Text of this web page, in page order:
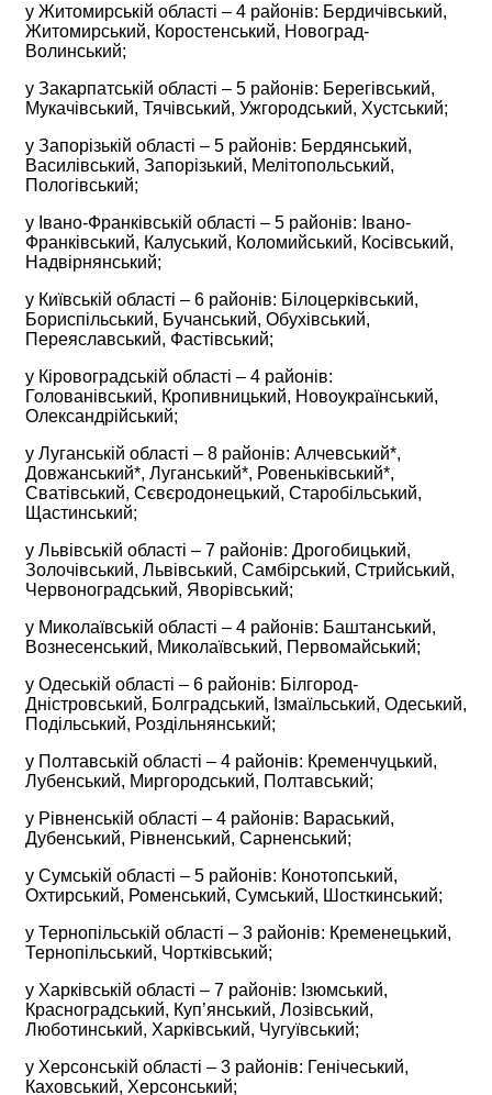
у Житомирській області – 4 районів: Бердичівський,
Житомирський, Коростенський, Новоград-
Волинський;
у Закарпатській області – 5 районів: Берегівський,
Мукачівський, Тячівський, Ужгородський, Хустський;
у Запорізькій області – 5 районів: Бердянський,
Василівський, Запорізький, Мелітопольський,
Пологівський;
у Івано-Франківській області – 5 районів: Івано-
Франківський, Калуський, Коломийський, Косівський,
Надвірнянський;
у Київській області – 6 районів: Білоцерківський,
Бориспільський, Бучанський, Обухівський,
Переяславський, Фастівський;
у Кіровоградській області – 4 районів:
Голованівський, Кропивницький, Новоукраїнський,
Олександрійський;
у Луганській області – 8 районів: Алчевський*,
Довжанський*, Луганський*, Ровеньківський*,
Сватівський, Сєвєродонецький, Старобільський,
Щастинський;
у Львівській області – 7 районів: Дрогобицький,
Золочівський, Львівський, Самбірський, Стрийський,
Червоноградський, Яворівський;
у Миколаївській області – 4 районів: Баштанський,
Вознесенський, Миколаївський, Первомайський;
у Одеській області – 6 районів: Білгород-
Дністровський, Болградський, Ізмаїльський, Одеський,
Подільський, Роздільнянський;
у Полтавській області – 4 районів: Кременчуцький,
Лубенський, Миргородський, Полтавський;
у Рівненській області – 4 районів: Вараський,
Дубенський, Рівненський, Сарненський;
у Сумській області – 5 районів: Конотопський,
Охтирський, Роменський, Сумський, Шосткинський;
у Тернопільській області – 3 районів: Кременецький,
Тернопільський, Чортківський;
у Харківській області – 7 районів: Ізюмський,
Красноградський, Куп’янський, Лозівський,
Люботинський, Харківський, Чугуївський;
у Херсонській області – 3 районів: Генічеський,
Каховський, Херсонський;